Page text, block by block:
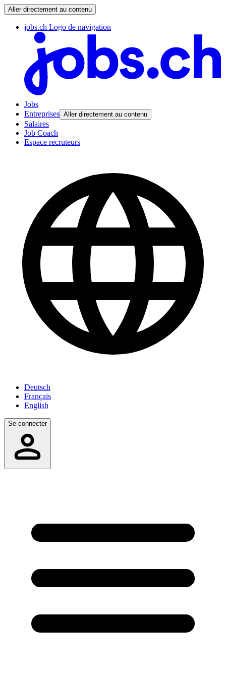
Aller directement au contenu
jobs.ch Logo de navigation
Jobs
Entreprises Aller directement au contenu
Salaires
Job Coach
Espace recruteurs
Deutsch
Français
English
Se connecter